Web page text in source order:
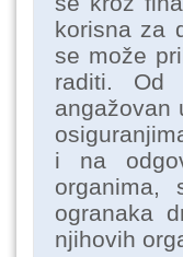
korisna za
se može
raditi. Od
angažovan
i na
organima,
ogranaka
njihovih